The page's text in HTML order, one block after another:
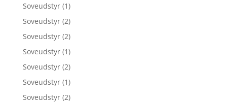
Soveudstyr (1)
Soveudstyr (2)
Soveudstyr (2)
Soveudstyr (1)
Soveudstyr (2)
Soveudstyr (1)
Soveudstyr (2)